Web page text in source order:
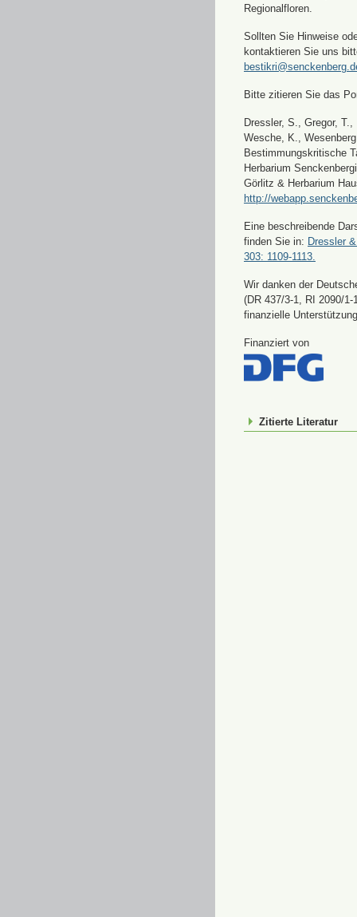
Regionalfloren.
Sollten Sie Hinweise
kontaktieren Sie uns
Bitte zitieren Sie das
Dressler, S., Gregor,
Wesche, K.,
Bestimmungskritische
Herbarium
Görlitz & Herbarium
http://
Eine beschreibende
finden Sie in: Dressler
303: 1109-1113.
Wir danken der
(DR 437/3-1, RI 2090/
finanzielle
Finanziert von
Zitierte Literatur